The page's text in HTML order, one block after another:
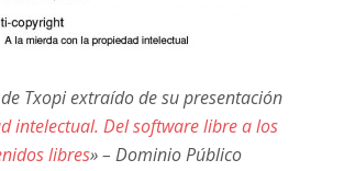
Txopi extraído de su presentación
intelectual. Del software libre a los
libres» – Dominio Público